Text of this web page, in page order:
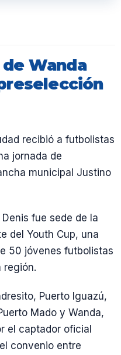
Wanda
recibió a futbolistas
jornada de
municipal Justino
fue sede de la
del Youth Cup, una
50 jóvenes futbolistas
región.
Puerto Iguazú,
Mado y Wanda,
el captador oficial
convenio entre